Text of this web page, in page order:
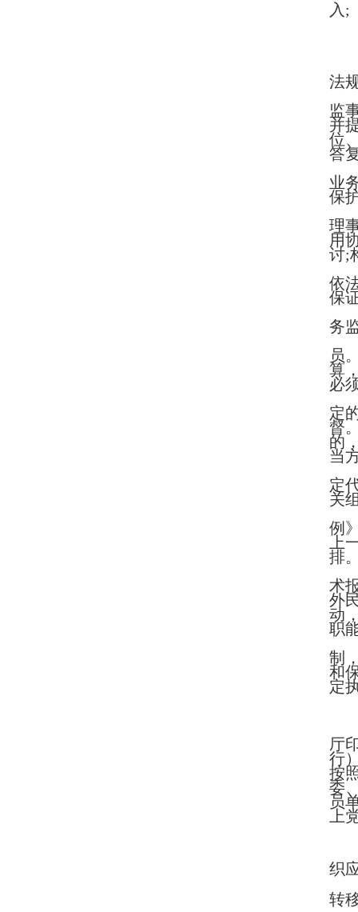
入;
法
监
并
位
答
业
保
理
用
讨;
依
保
务
员
算
必
定
督
的
当
定
关
例
上
排
术
外
动
职
制
和
定
厅
行
按
委
员
上
织
转